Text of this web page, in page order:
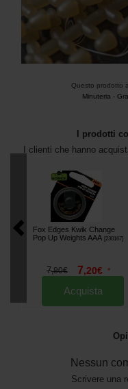
Questo prodotto
Minuteria -
I prodotti
I clienti che hanno
Fox Edges Kwik Change
Pop Up Weights AAA [230167]
7,80€ 7,20€ *
Acquista
Nessun
Scrivere una